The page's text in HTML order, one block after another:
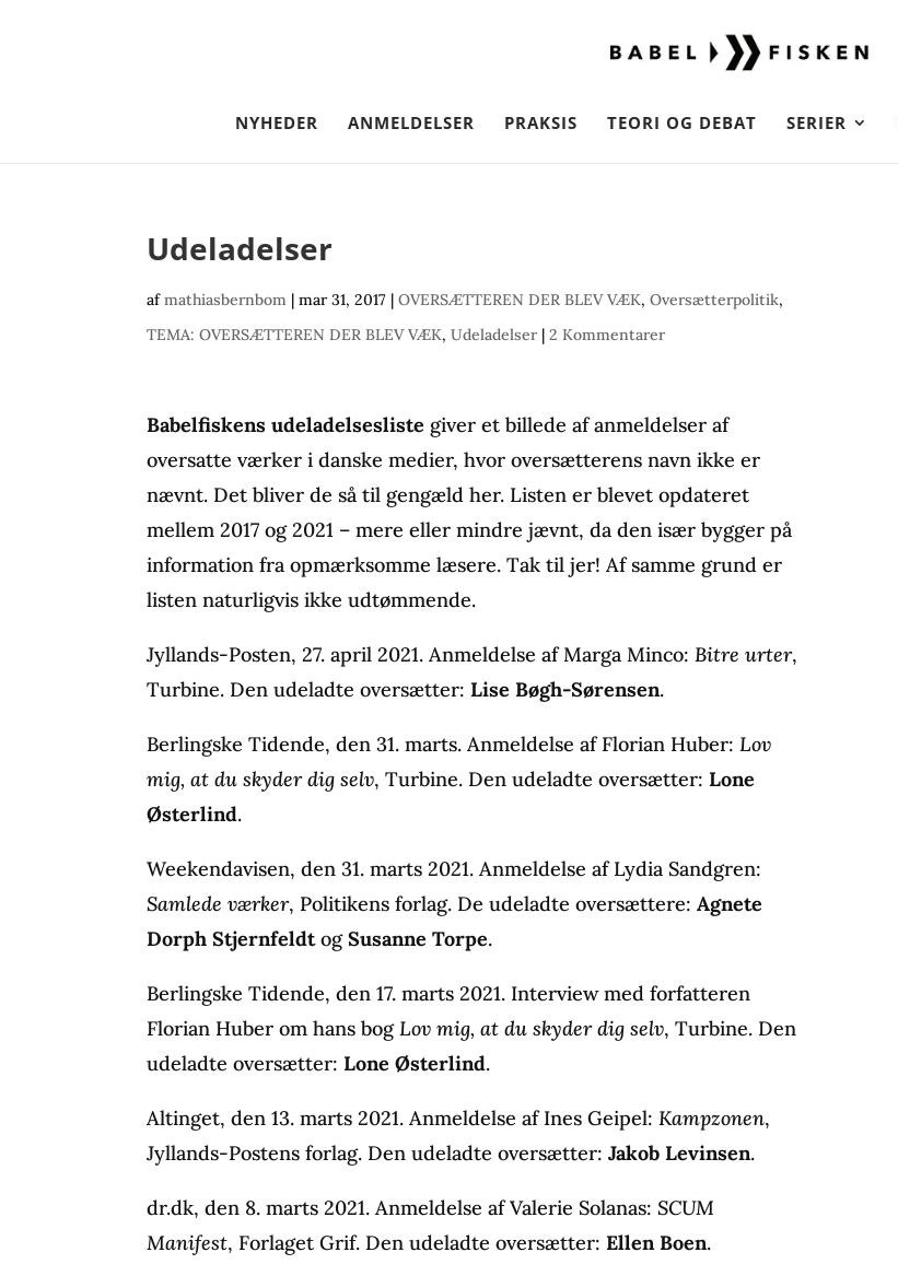
NYHEDER ANMELDELSER PRAKSIS TEORI OG DEBAT SERIER
Udeladelser
afmathiasbernbom |mar 31, 2017 |OVERSÆTTEREN DER BLEV VÆK,Oversætterpolitik,
TEMA: OVERSÆTTEREN DER BLEV VÆK,Udeladelser |2 Kommentarer
Babelfiskens udeladelsesliste giver et billede af anmeldelser af
oversatte værker i danske medier, hvor oversætterens navn ikke er
nævnt. Det bliver de så til gengæld her. Listen er blevet opdateret
mellem 2017 og 2021 – mere eller mindre jævnt, da den især bygger på
information fra opmærksomme læsere. Tak til jer! Af samme grund er
listen naturligvis ikke udtømmende.
Jyllands-Posten, 27. april 2021. Anmeldelse af Marga Minco:Bitre urter,
Turbine. Den udeladte oversætter: Lise Bøgh-Sørensen.
Berlingske Tidende, den 31. marts. Anmeldelse af Florian Huber:Lov
mig, at du skyder dig selv, Turbine. Den udeladte oversætter: Lone
Østerlind.
Weekendavisen, den 31. marts 2021. Anmeldelse af Lydia Sandgren:
Samlede værker, Politikens forlag. De udeladte oversættere: Agnete
Dorph StjernfeldtogSusanne Torpe.
Berlingske Tidende, den 17. marts 2021. Interview med forfatteren
Florian Huber om hans bogLov mig, at du skyder dig selv, Turbine. Den
udeladte oversætter: Lone Østerlind.
Altinget, den 13. marts 2021. Anmeldelse af Ines Geipel:Kampzonen,
Jyllands-Postens forlag. Den udeladte oversætter:Jakob Levinsen.
dr.dk, den 8. marts 2021. Anmeldelse af Valerie Solanas:SCUM
Manifest, Forlaget Grif. Den udeladte oversætter: Ellen Boen.